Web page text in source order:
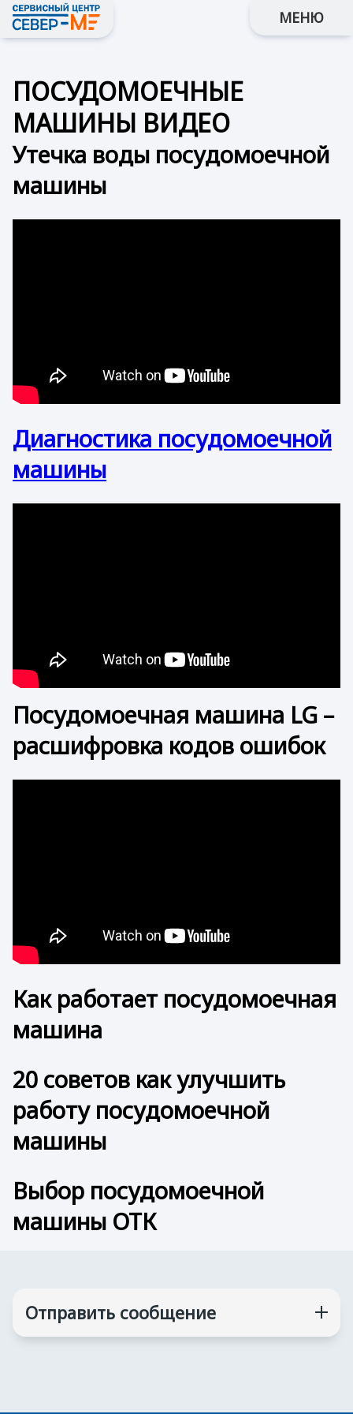
ПОСУДОМОЕЧНЫЕ
МАШИНЫ ВИДЕО
Утечка воды посудомоечной
машины
Диагностика посудомоечной
машины
Посудомоечная машина LG –
расшифровка кодов ошибок
Как работает посудомоечная
машина
20 советов как улучшить
работу посудомоечной
машины
Выбор посудомоечной
машины ОТК
Отправить сообщение
МЕНЮ